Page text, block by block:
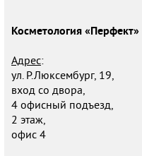
Косметология «Перфект»
Адрес:
ул. Р.Люксембург, 19,
вход со двора,
4 офисный подъезд,
2 этаж,
офис 4